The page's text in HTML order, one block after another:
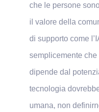
che le persone
il valore della
di supporto come
semplicemente
dipende dal
tecnologia
umana, non